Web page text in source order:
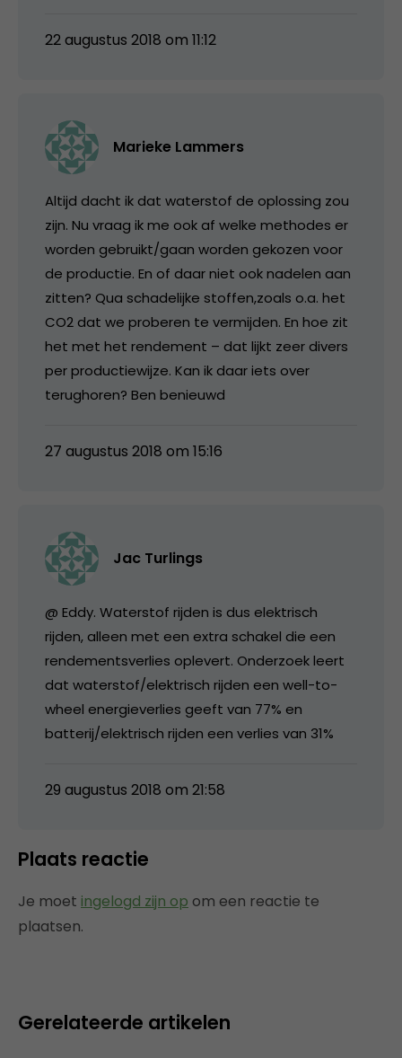
22 augustus 2018 om 11:12
Marieke Lammers
Altijd dacht ik dat waterstof de oplossing zou
zijn. Nu vraag ik me ook af welke methodes er
worden gebruikt/gaan worden gekozen voor
de productie. En of daar niet ook nadelen aan
zitten? Qua schadelijke stoffen,zoals o.a. het
CO2 dat we proberen te vermijden. En hoe zit
het met het rendement – dat lijkt zeer divers
per productiewijze. Kan ik daar iets over
terughoren? Ben benieuwd
27 augustus 2018 om 15:16
Jac Turlings
@ Eddy. Waterstof rijden is dus elektrisch
rijden, alleen met een extra schakel die een
rendementsverlies oplevert. Onderzoek leert
dat waterstof/elektrisch rijden een well-to-
wheel energieverlies geeft van 77% en
batterij/elektrisch rijden een verlies van 31%
29 augustus 2018 om 21:58
Plaats reactie
Je moet ingelogd zijn op om een reactie te
plaatsen.
Gerelateerde artikelen